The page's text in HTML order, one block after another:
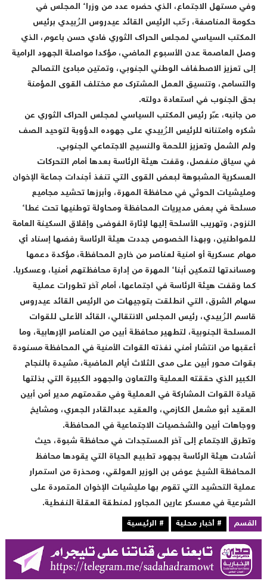
مستهل الاجتماع، الذي حضره عدد من وزراء المجلس في
المناصفة، رحّب الرئيس القائد عيدروس الزُبيدي برئيس
السياسي لمجلس الحراك الثوري فادي حسن باعوم، الذي
العاصمة عدن الأسبوع الماضي، مؤكدا مواصلة الجهود الرامية
تعزيز الاصطفاف الوطني الجنوبي، وتمتين مبادئ التصالح
وتنسيق العمل المشترك مع مختلف القوى المؤمنة
الجنوب في استعادة دولته.
جانبه، عبّر رئيس المكتب السياسي لمجلس الحراك الثوري عن
وامتنانه للرئيس الزُبيدي على جهوده الدؤوبة لتوحيد الصف
الشمل وتعزيز اللحمة والنسيج الاجتماعي الجنوبي.
سياق منفصل، وقفت هيئة الرئاسة بعدها أمام التحركات
المشبوهة لبعض القوى التي تنفذ أجندات جماعة الإخوان
الحوثي في محافظة المهرة، وأبرزها تحشيد مجاميع
في بعض مديريات المحافظة ومحاولة توطنيها تحت غطاء
وتهريب الأسلحة إليها لإثارة الفوضى وإقلاق السكينة العامة
وبهذا الخصوص جددت هيئة الرئاسة رفضها إسناد أي
عسكرية أو امنية لعناصر من خارج المحافظة، مؤكدة دعمها
لتمكين أبناء المهرة من إدارة محافظتهم أمنيا، وعسكريا.
وقفت هيئة الرئاسة في اجتماعها، أمام آخر تطورات عملية
الشرق، التي انطلقت بتوجيهات من الرئيس القائد عيدروس
الزُبيدي، رئيس المجلس الانتقالي، القائد الأعلى للقوات
الجنوبية، لتطهير محافظة أبين من العناصر الإرهابية، وما
من انتشار أمني نفذته القوات الأمنية في المحافظة مسنودة
محور أبين على مدى الثلاث أيام الماضية، مشيدة بالنجاح
الذي حققته العملية والتعاون والجهود الكبيرة التي بذلتها
القوات المشاركة في العملية وفي مقدمتهم مدير أمن أبين
أبو مشعل الكازمي، والعقيد عبدالقادر الجعري، ومشايخ
أبين والشخصيات الاجتماعية في المحافظة.
الاجتماع إلى آخر المستجدات في محافظة شبوة، حيث
هيئة الرئاسة بجهود تطبيع الحياة التي يقودها محافظ
الشيخ عوض بن الوزير العولقي، ومحذرة من استمرار
التحشيد التي تقوم بها مليشيات الإخوان المتمردة على
في معسكر عارين المجاور لمنطقة العقلة النفطية.
# أخبار محلية # الرئيسية